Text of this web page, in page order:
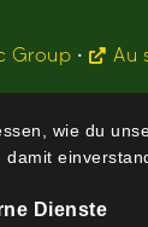
Group • Au
wie du
Dienste